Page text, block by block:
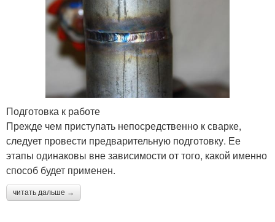
Подготовка к работе
Прежде чем приступать непосредственно к сварке,
следует провести предварительную подготовку. Ее
этапы одинаковы вне зависимости от того, какой именно
способ будет применен.
читать дальше →